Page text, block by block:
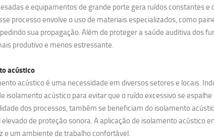
e equipamentos de grande porte gera ruídos constantes
processo envolve o uso de materiais especializados, como
sua propagação. Além de proteger a saúde auditiva
produtivo e menos estressante.
acústico
acústico é uma necessidade em diversos setores e locais.
isolamento acústico para evitar que o ruído excessivo se
dos processos, também se beneficiam do isolamento
de proteção sonora. A aplicação de isolamento
e um ambiente de trabalho confortável.